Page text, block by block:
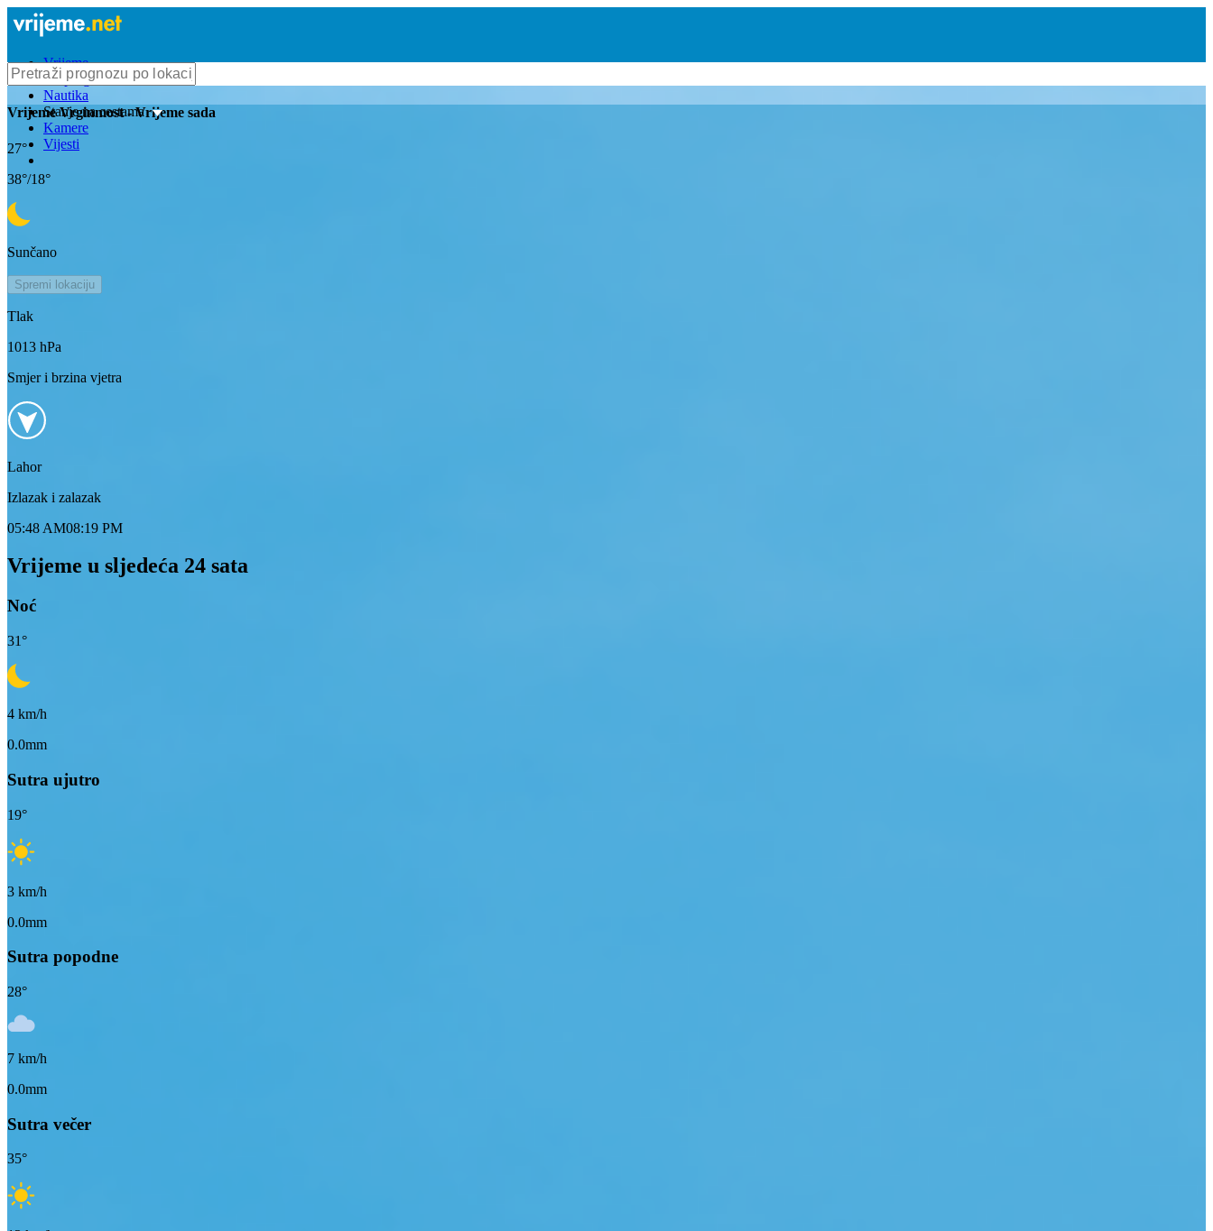
Vrijeme
Bioprognoza
Nautika
Stanje na cestama
Kamere
Vijesti
VrijemeVrginmost- Vrijeme sada
27°
38°/18°
Sunčano
Spremi lokaciju
Tlak
1013 hPa
Smjer i brzina vjetra
Lahor
Izlazak i zalazak
05:48 AM08:19 PM
Vrijeme u sljedeća 24 sata
Noć
31°
4 km/h
0.0mm
Sutra ujutro
19°
3 km/h
0.0mm
Sutra popodne
28°
7 km/h
0.0mm
Sutra večer
35°